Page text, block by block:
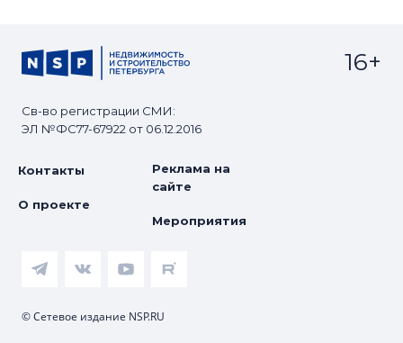
Св-во регистрации СМИ:
ЭЛ №ФС77-67922 от 06.12.2016
16+
Контакты
О проекте
Реклама на
сайте
Мероприятия
© Сетевое издание NSP.RU